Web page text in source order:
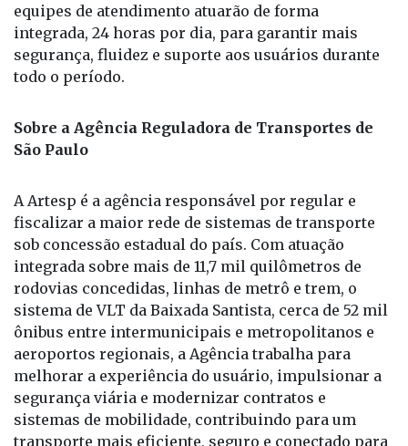
equipes de atendimento atuarão de forma
integrada, 24 horas por dia, para garantir mais
segurança, fluidez e suporte aos usuários durante
todo o período.
Sobre a Agência Reguladora de Transportes de
São Paulo
A Artesp é a agência responsável por regular e
fiscalizar a maior rede de sistemas de transporte
sob concessão estadual do país. Com atuação
integrada sobre mais de 11,7 mil quilômetros de
rodovias concedidas, linhas de metrô e trem, o
sistema de VLT da Baixada Santista, cerca de 52 mil
ônibus entre intermunicipais e metropolitanos e
aeroportos regionais, a Agência trabalha para
melhorar a experiência do usuário, impulsionar a
segurança viária e modernizar contratos e
sistemas de mobilidade, contribuindo para um
transporte mais eficiente, seguro e conectado para